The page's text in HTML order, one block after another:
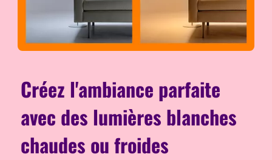
Créez l'ambiance parfaite
avec des lumières blanches
chaudes ou froides